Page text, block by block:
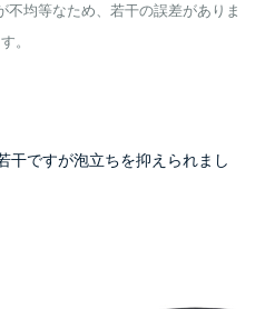
均等なため、若干の誤差がありま
干ですが泡立ちを抑えられまし